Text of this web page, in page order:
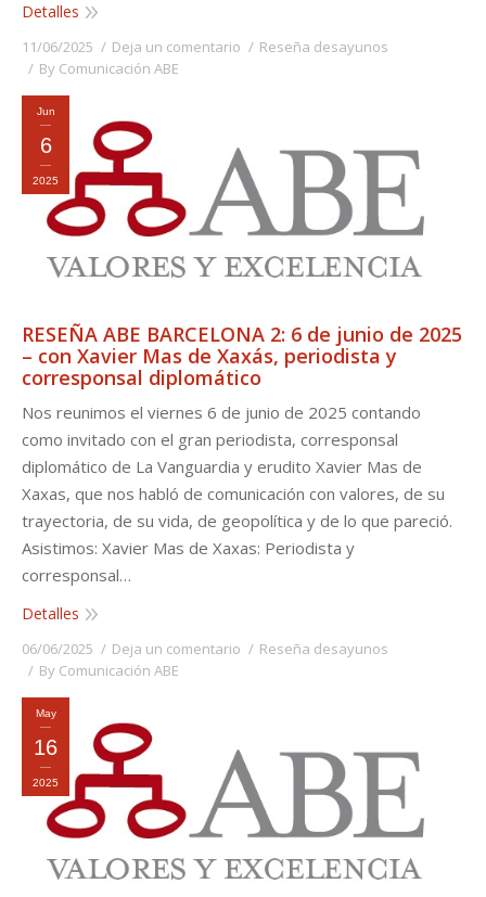
Detalles
11/06/2025 Deja un comentario
Reseña desayunos
By Comunicación ABE
Jun
6
2025
RESEÑA ABE BARCELONA 2: 6 de junio de 2025
– con Xavier Mas de Xaxás, periodista y
corresponsal diplomático
Nos reunimos el viernes 6 de junio de 2025 contando
como invitado con el gran periodista, corresponsal
diplomático de La Vanguardia y erudito Xavier Mas de
Xaxas, que nos habló de comunicación con valores, de su
trayectoria, de su vida, de geopolítica y de lo que pareció.
Asistimos: Xavier Mas de Xaxas: Periodista y
corresponsal…
Detalles
06/06/2025 Deja un comentario
Reseña desayunos
By Comunicación ABE
May
16
2025